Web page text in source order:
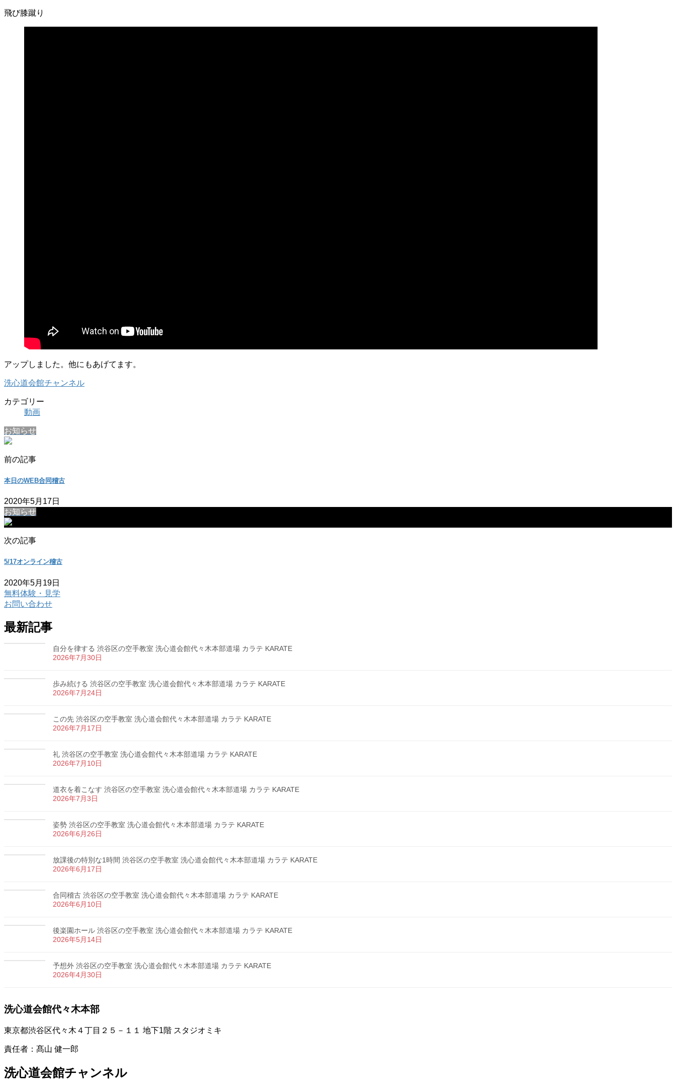
飛び膝蹴り
アップしました。他にもあげてます。
洗心道会館チャンネル
カテゴリー
動画
お知らせ
前の記事
本日のWEB合同稽古
2020年5月17日
お知らせ
次の記事
5/17オンライン稽古
2020年5月19日
無料体験・見学
お問い合わせ
最新記事
自分を律する 渋谷区の空手教室 洗心道会館代々木本部道場 カラテ KARATE
2026年7月30日
歩み続ける 渋谷区の空手教室 洗心道会館代々木本部道場 カラテ KARATE
2026年7月24日
この先 渋谷区の空手教室 洗心道会館代々木本部道場 カラテ KARATE
2026年7月17日
礼 渋谷区の空手教室 洗心道会館代々木本部道場 カラテ KARATE
2026年7月10日
道衣を着こなす 渋谷区の空手教室 洗心道会館代々木本部道場 カラテ KARATE
2026年7月3日
姿勢 渋谷区の空手教室 洗心道会館代々木本部道場 カラテ KARATE
2026年6月26日
放課後の特別な1時間 渋谷区の空手教室 洗心道会館代々木本部道場 カラテ KARATE
2026年6月17日
合同稽古 渋谷区の空手教室 洗心道会館代々木本部道場 カラテ KARATE
2026年6月10日
後楽園ホール 渋谷区の空手教室 洗心道会館代々木本部道場 カラテ KARATE
2026年5月14日
予想外 渋谷区の空手教室 洗心道会館代々木本部道場 カラテ KARATE
2026年4月30日
洗心道会館代々木本部
東京都渋谷区代々木４丁目２５－１１ 地下1階 スタジオミキ
責任者：髙山 健一郎
洗心道会館チャンネル